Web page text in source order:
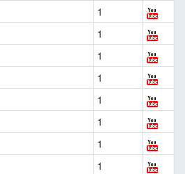
1
1
1
1
1
1
1
1